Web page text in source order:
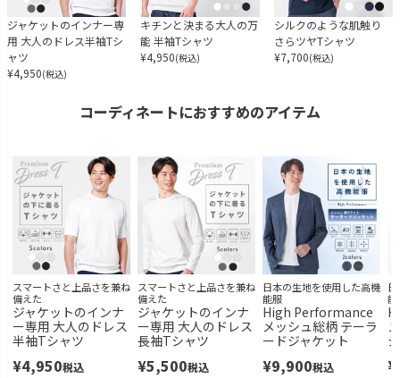
ジャケットのインナー専
用 大人のドレス半袖Tシ
ャツ
¥4,950(税込)
キチンと決まる大人の万
能 半袖Tシャツ
¥4,950(税込)
シルクのような肌触り
さらツヤTシャツ
¥7,700(税込)
コーディネートにおすすめのアイテム
スマートさと上品さを兼ね
備えた
ジャケットのインナ
ー専用 大人のドレス
半袖Tシャツ
¥4,950税込
スマートさと上品さを兼ね
備えた
ジャケットのインナ
ー専用 大人のドレス
長袖Tシャツ
¥5,500税込
日本の生地を使用した高機
能服
High Performance
メッシュ総柄 テーラ
ードジャケット
¥9,900税込
能
¥